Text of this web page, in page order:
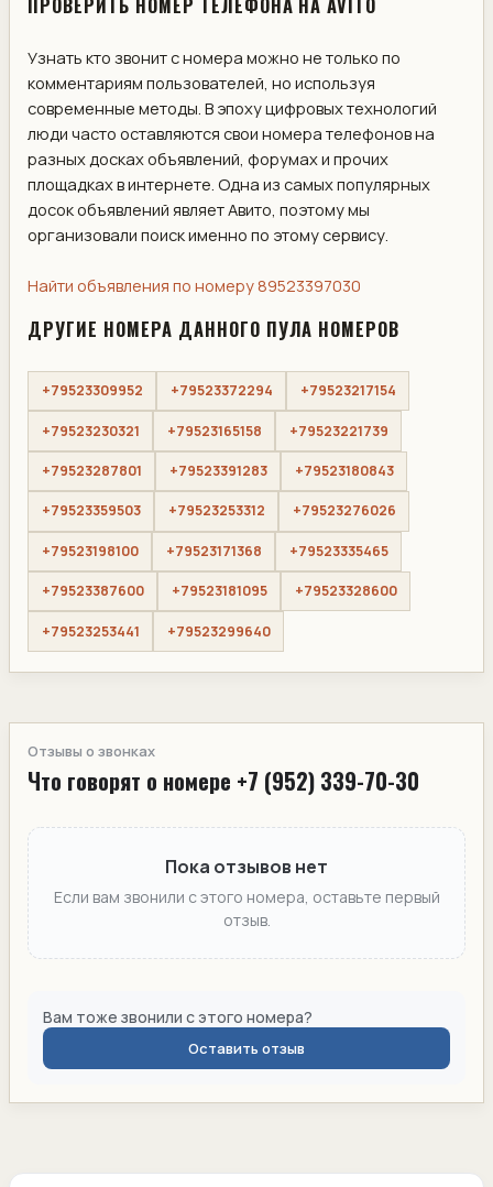
ПРОВЕРИТЬ НОМЕР ТЕЛЕФОНА НА AVITO
Узнать кто звонит с номера можно не только по
комментариям пользователей, но используя
современные методы. В эпоху цифровых технологий
люди часто оставляются свои номера телефонов на
разных досках объявлений, форумах и прочих
площадках в интернете. Одна из самых популярных
досок объявлений являет Авито, поэтому мы
организовали поиск именно по этому сервису.
Найти объявления по номеру 89523397030
ДРУГИЕ НОМЕРА ДАННОГО ПУЛА НОМЕРОВ
+79523309952 +79523372294 +79523217154
+79523230321 +79523165158 +79523221739
+79523287801 +79523391283 +79523180843
+79523359503 +79523253312 +79523276026
+79523198100 +79523171368 +79523335465
+79523387600 +79523181095 +79523328600
+79523253441 +79523299640
Отзывы о звонках
Что говорят о номере +7 (952) 339-70-30
Пока отзывов нет
Если вам звонили с этого номера, оставьте первый
отзыв.
Вам тоже звонили с этого номера?
Оставить отзыв